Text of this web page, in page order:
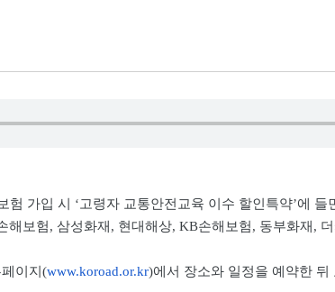
험 가입 시 ‘고령자 교통안전교육 이수 할인특약’에
해보험, 삼성화재, 현대해상, KB손해보험, 동부화재,
이지(www.koroad.or.kr)에서 장소와 일정을 예약한